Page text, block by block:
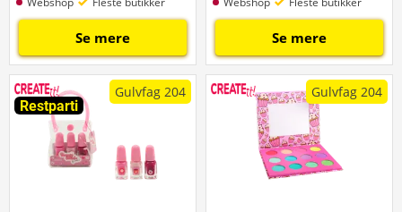
Se mere Se mere
Restparti
Gulvfag 204 Gulvfag 204